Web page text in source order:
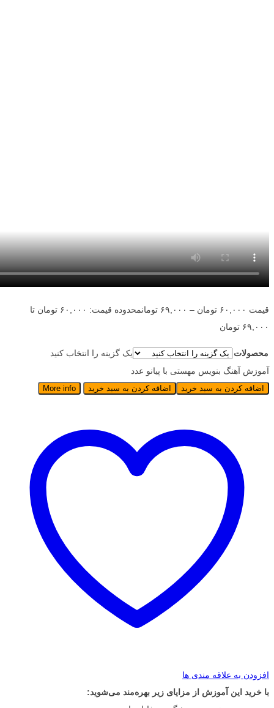
قیمت ۶۰,۰۰۰ تومان – ۶۹,۰۰۰ تومان
محدوده قیمت: ۶۰,۰۰۰ تومان تا
۶۹,۰۰۰ تومان
محصولات
یک گزینه را انتخاب کنید
آموزش آهنگ بنویس مهستی با پیانو عدد
اضافه کردن به سبد خرید اضافه کردن به سبد خرید More info
افزودن به علاقه مندی ها
با خرید این آموزش از مزایای زیر بهره‌مند می‌شوید: